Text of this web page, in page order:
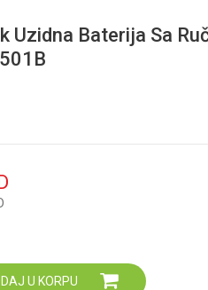
Uzidna Baterija Sa
U KORPU